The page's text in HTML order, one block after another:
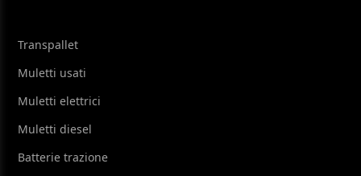
Transpallet
Muletti usati
Muletti elettrici
Muletti diesel
Batterie trazione